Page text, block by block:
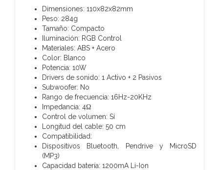
Dimensiones: 110x82x82mm
Peso: 284g
Tamaño: Compacto
Iluminación: RGB Control
Materiales: ABS + Acero
Color: Blanco
Potencia: 10W
Drivers de sonido: 1 Activo + 2 Pasivos
Subwoofer: No
Rango de frecuencia: 16Hz-20KHz
Impedancia: 4Ω
Control de volumen: Sí
Longitud del cable: 50 cm
Compatibilidad:
Dispositivos Bluetooth, Pendrive y MicroSD
(MP3)
Capacidad batería: 1200mA Li-Ion